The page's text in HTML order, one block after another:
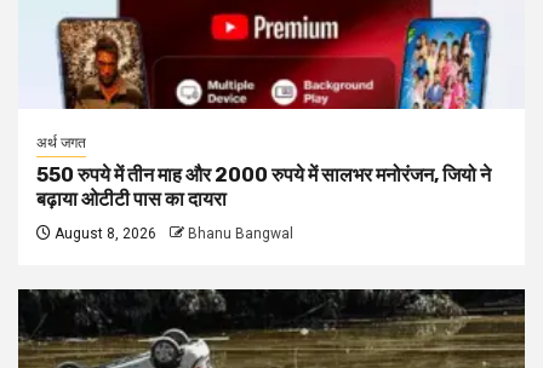
अर्थ जगत
550 रुपये में तीन माह और 2000 रुपये में सालभर मनोरंजन, जियो ने
बढ़ाया ओटीटी पास का दायरा
August 8, 2026 Bhanu Bangwal